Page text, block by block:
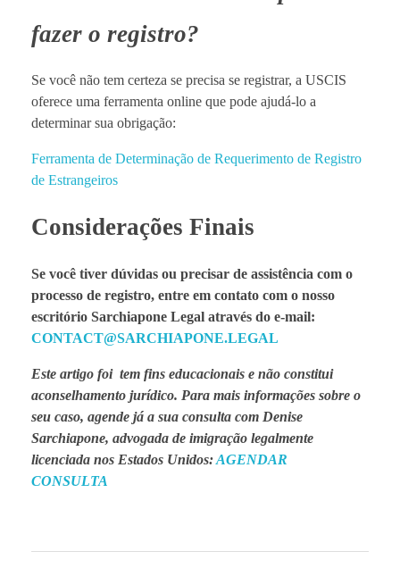
fazer o registro?
Se você não tem certeza se precisa se registrar, a USCIS
oferece uma ferramenta online que pode ajudá-lo a
determinar sua obrigação:
Ferramenta de Determinação de Requerimento de Registro
de Estrangeiros
Considerações Finais
Se você tiver dúvidas ou precisar de assistência com o
processo de registro, entre em contato com o nosso
escritório Sarchiapone Legal através do e-mail:
CONTACT@SARCHIAPONE.LEGAL
Este artigo foi tem fins educacionais e não constitui
aconselhamento jurídico. Para mais informações sobre o
seu caso, agende já a sua consulta com Denise
Sarchiapone, advogada de imigração legalmente
licenciada nos Estados Unidos:AGENDAR
CONSULTA